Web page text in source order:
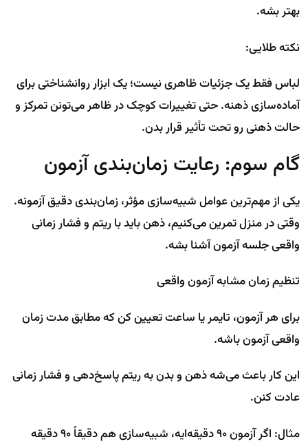
بهتر بشه.
نکته طلایی:
لباس فقط یک جزئیات ظاهری نیست؛ یک ابزار روانشناختی برای
آماده‌سازی ذهنه. حتی تغییرات کوچک در ظاهر می‌تونن تمرکز و
حالت ذهنی رو تحت تأثیر قرار بدن.
گام سوم: رعایت زمان‌بندی آزمون
یکی از مهم‌ترین عوامل شبیه‌سازی مؤثر، زمان‌بندی دقیق آزمونه.
وقتی در منزل تمرین می‌کنیم، ذهن باید با ریتم و فشار زمانی
واقعی جلسه آزمون آشنا بشه.
تنظیم زمان مشابه آزمون واقعی
برای هر آزمون، تایمر یا ساعت تعیین کن که مطابق مدت زمان
واقعی آزمون باشه.
این کار باعث می‌شه ذهن و بدن به ریتم پاسخ‌دهی و فشار زمانی
عادت کنن.
مثال: اگر آزمون ۹۰ دقیقه‌ایه، شبیه‌سازی هم دقیقاً ۹۰ دقیقه